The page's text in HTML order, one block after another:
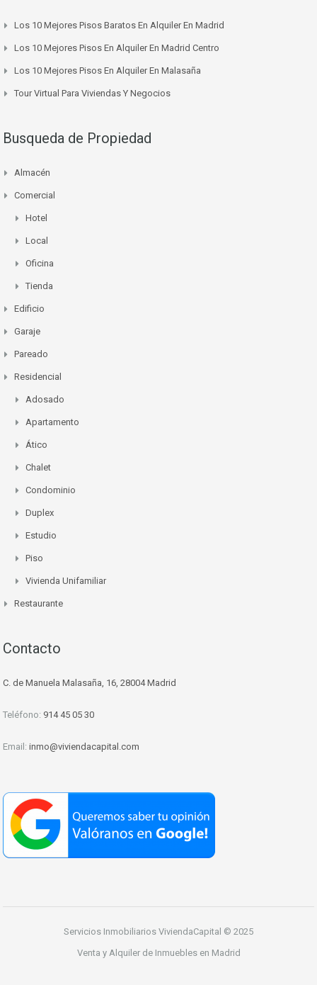
Los 10 Mejores Pisos Baratos En Alquiler En Madrid
Los 10 Mejores Pisos En Alquiler En Madrid Centro
Los 10 Mejores Pisos En Alquiler En Malasaña
Tour Virtual Para Viviendas Y Negocios
Busqueda de Propiedad
Almacén
Comercial
Hotel
Local
Oficina
Tienda
Edificio
Garaje
Pareado
Residencial
Adosado
Apartamento
Ático
Chalet
Condominio
Duplex
Estudio
Piso
Vivienda Unifamiliar
Restaurante
Contacto
C. de Manuela Malasaña, 16, 28004 Madrid
Teléfono: 914 45 05 30
Email: inmo@viviendacapital.com
Servicios Inmobiliarios ViviendaCapital © 2025
Venta y Alquiler de Inmuebles en Madrid